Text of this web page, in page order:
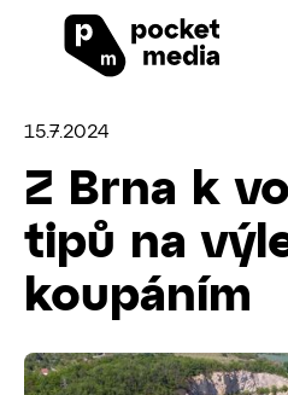
15.7.2024
Z Brna k
tipů na
koupáním